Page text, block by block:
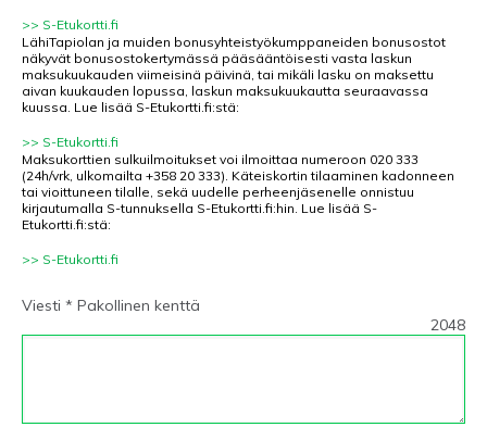
>> S-Etukortti.fi
LähiTapiolan ja muiden bonusyhteistyökumppaneiden bonusostot
näkyvät bonusostokertymässä pääsääntöisesti vasta laskun
maksukuukauden viimeisinä päivinä, tai mikäli lasku on maksettu
aivan kuukauden lopussa, laskun maksukuukautta seuraavassa
kuussa. Lue lisää S-Etukortti.fi:stä:
>> S-Etukortti.fi
Maksukorttien sulkuilmoitukset voi ilmoittaa numeroon 020 333
(24h/vrk, ulkomailta +358 20 333). Käteiskortin tilaaminen kadonneen
tai vioittuneen tilalle, sekä uudelle perheenjäsenelle onnistuu
kirjautumalla S-tunnuksella S-Etukortti.fi:hin. Lue lisää S-
Etukortti.fi:stä:
>> S-Etukortti.fi
Viesti * Pakollinen kenttä
2048